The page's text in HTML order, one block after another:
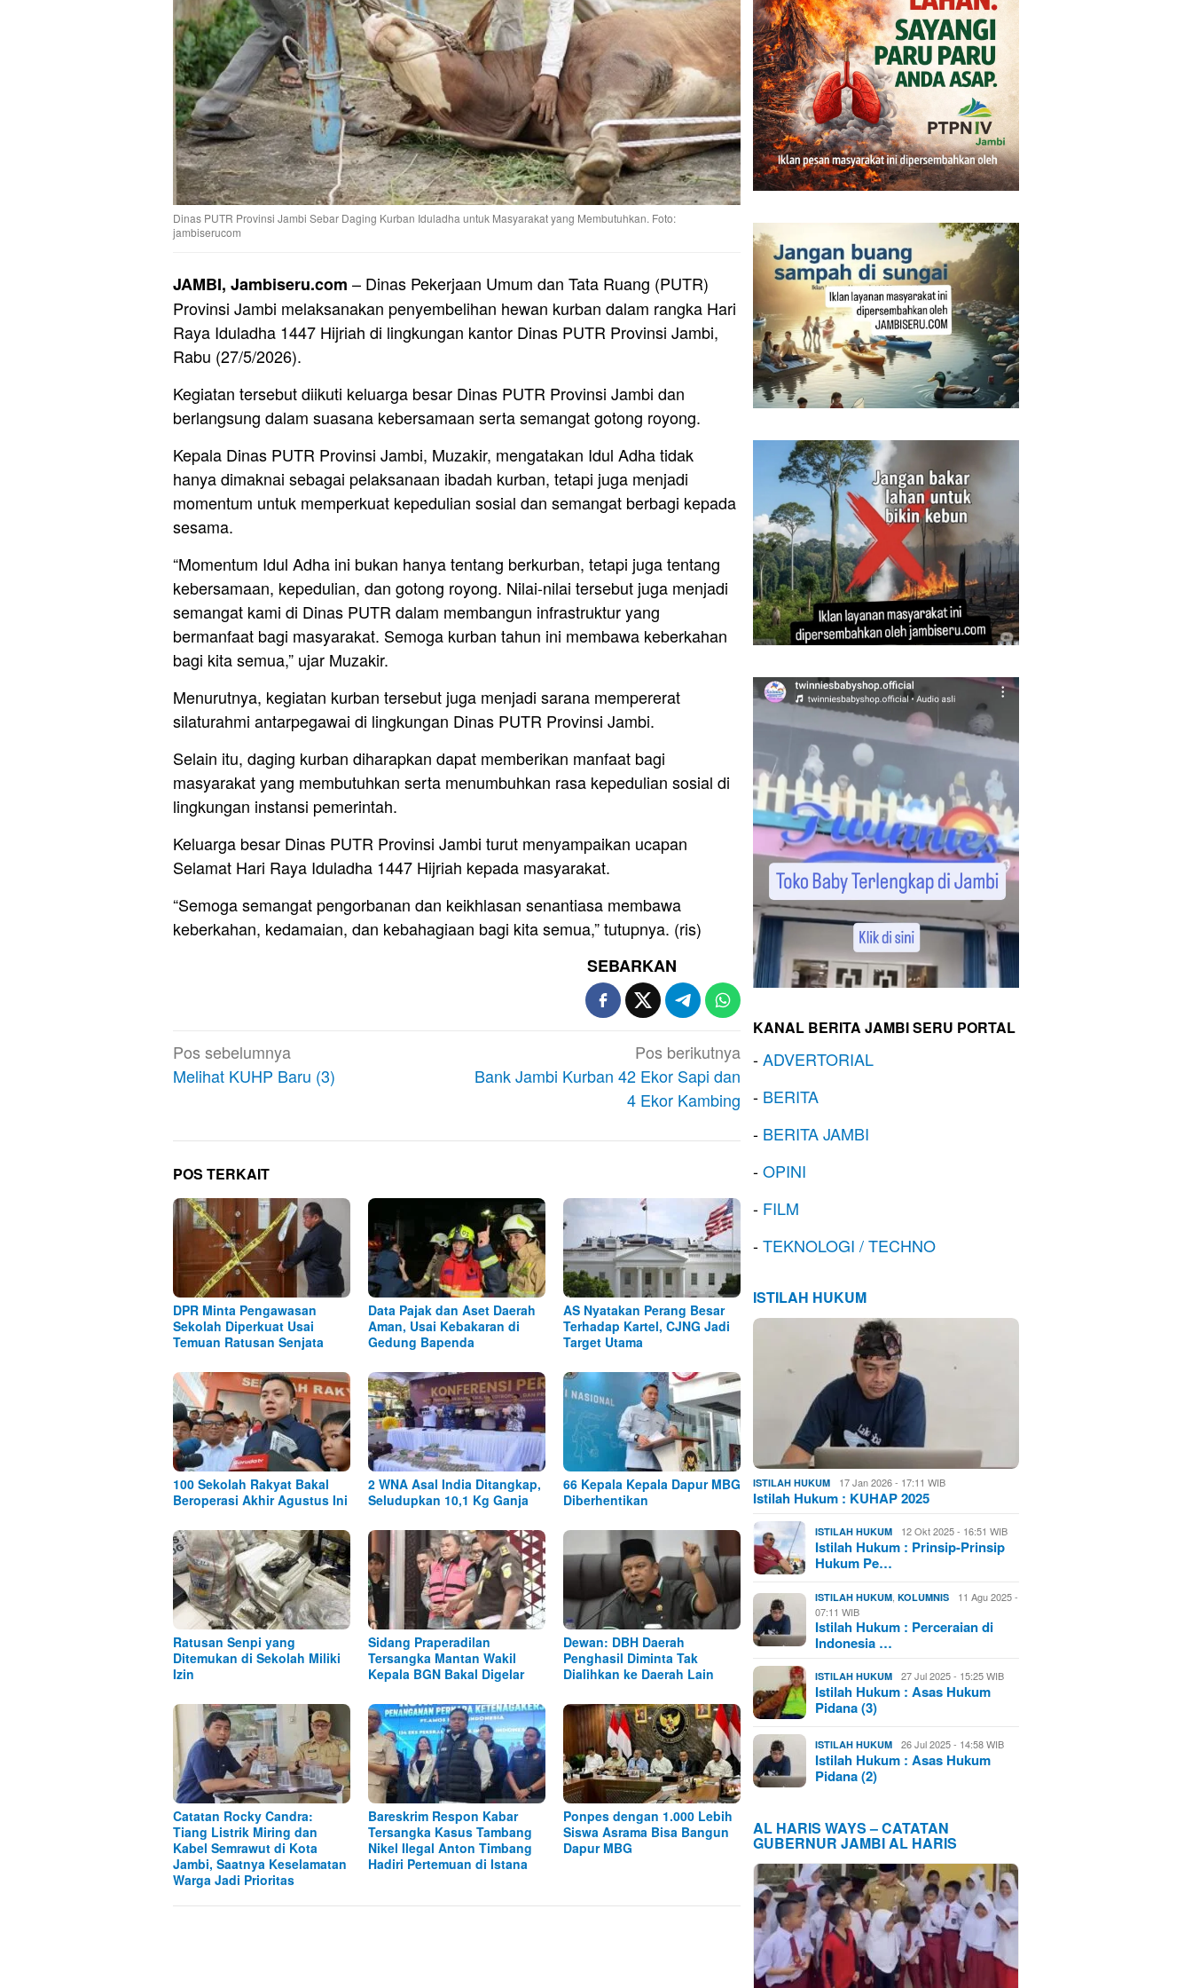
Dinas PUTR Provinsi Jambi Sebar Daging Kurban Iduladha untuk Masyarakat yang Membutuhkan. Foto:
jambiserucom
JAMBI, Jambiseru.com – Dinas Pekerjaan Umum dan Tata Ruang (PUTR)
Provinsi Jambi melaksanakan penyembelihan hewan kurban dalam rangka Hari
Raya Iduladha 1447 Hijriah di lingkungan kantor Dinas PUTR Provinsi Jambi,
Rabu (27/5/2026).
Kegiatan tersebut diikuti keluarga besar Dinas PUTR Provinsi Jambi dan
berlangsung dalam suasana kebersamaan serta semangat gotong royong.
Kepala Dinas PUTR Provinsi Jambi, Muzakir, mengatakan Idul Adha tidak
hanya dimaknai sebagai pelaksanaan ibadah kurban, tetapi juga menjadi
momentum untuk memperkuat kepedulian sosial dan semangat berbagi kepada
sesama.
“Momentum Idul Adha ini bukan hanya tentang berkurban, tetapi juga tentang
kebersamaan, kepedulian, dan gotong royong. Nilai-nilai tersebut juga menjadi
semangat kami di Dinas PUTR dalam membangun infrastruktur yang
bermanfaat bagi masyarakat. Semoga kurban tahun ini membawa keberkahan
bagi kita semua,” ujar Muzakir.
Menurutnya, kegiatan kurban tersebut juga menjadi sarana mempererat
silaturahmi antarpegawai di lingkungan Dinas PUTR Provinsi Jambi.
Selain itu, daging kurban diharapkan dapat memberikan manfaat bagi
masyarakat yang membutuhkan serta menumbuhkan rasa kepedulian sosial di
lingkungan instansi pemerintah.
Keluarga besar Dinas PUTR Provinsi Jambi turut menyampaikan ucapan
Selamat Hari Raya Iduladha 1447 Hijriah kepada masyarakat.
“Semoga semangat pengorbanan dan keikhlasan senantiasa membawa
keberkahan, kedamaian, dan kebahagiaan bagi kita semua,” tutupnya. (ris)
SEBARKAN
Navigasi
pos
Pos sebelumnya
Melihat KUHP Baru (3)
Pos berikutnya
Bank Jambi Kurban 42 Ekor Sapi dan
4 Ekor Kambing
POS TERKAIT
DPR Minta Pengawasan
Sekolah Diperkuat Usai
Temuan Ratusan Senjata
Data Pajak dan Aset Daerah
Aman, Usai Kebakaran di
Gedung Bapenda
AS Nyatakan Perang Besar
Terhadap Kartel, CJNG Jadi
Target Utama
100 Sekolah Rakyat Bakal
Beroperasi Akhir Agustus Ini
2 WNA Asal India Ditangkap,
Seludupkan 10,1 Kg Ganja
66 Kepala Kepala Dapur MBG
Diberhentikan
Ratusan Senpi yang
Ditemukan di Sekolah Miliki
Izin
Sidang Praperadilan
Tersangka Mantan Wakil
Kepala BGN Bakal Digelar
Dewan: DBH Daerah
Penghasil Diminta Tak
Dialihkan ke Daerah Lain
Catatan Rocky Candra:
Tiang Listrik Miring dan
Kabel Semrawut di Kota
Jambi, Saatnya Keselamatan
Warga Jadi Prioritas
Bareskrim Respon Kabar
Tersangka Kasus Tambang
Nikel Ilegal Anton Timbang
Hadiri Pertemuan di Istana
Ponpes dengan 1.000 Lebih
Siswa Asrama Bisa Bangun
Dapur MBG
KANAL BERITA JAMBI SERU PORTAL
-ADVERTORIAL
- BERITA
- BERITA JAMBI
-OPINI
- FILM
-TEKNOLOGI / TECHNO
ISTILAH HUKUM
ISTILAH HUKUM 17 Jan 2026 - 17:11 WIB
Istilah Hukum : KUHAP 2025
ISTILAH HUKUM 12 Okt 2025 - 16:51 WIB
Istilah Hukum : Prinsip-Prinsip
Hukum Pe…
ISTILAH HUKUM ,KOLUMNIS
11 Agu 2025 -
07:11 WIB
Istilah Hukum : Perceraian di
Indonesia …
ISTILAH HUKUM 27 Jul 2025 - 15:25 WIB
Istilah Hukum : Asas Hukum
Pidana (3)
ISTILAH HUKUM 26 Jul 2025 - 14:58 WIB
Istilah Hukum : Asas Hukum
Pidana (2)
AL HARIS WAYS – CATATAN
GUBERNUR JAMBI AL HARIS